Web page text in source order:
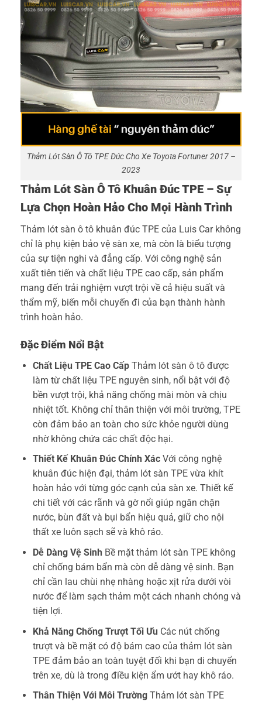
Thảm Lót Sàn Ô Tô TPE Đúc Cho Xe Toyota Fortuner 2017 –
2023
Thảm Lót Sàn Ô Tô Khuân Đúc TPE – Sự
Lựa Chọn Hoàn Hảo Cho Mọi Hành Trình
Thảm lót sàn ô tô khuân đúc TPE của Luis Car không
chỉ là phụ kiện bảo vệ sàn xe, mà còn là biểu tượng
của sự tiện nghi và đẳng cấp. Với công nghệ sản
xuất tiên tiến và chất liệu TPE cao cấp, sản phẩm
mang đến trải nghiệm vượt trội về cả hiệu suất và
thẩm mỹ, biến mỗi chuyến đi của bạn thành hành
trình hoàn hảo.
Đặc Điểm Nổi Bật
Chất Liệu TPE Cao CấpThảm lót sàn ô tô được
làm từ chất liệu TPE nguyên sinh, nổi bật với độ
bền vượt trội, khả năng chống mài mòn và chịu
nhiệt tốt. Không chỉ thân thiện với môi trường, TPE
còn đảm bảo an toàn cho sức khỏe người dùng
nhờ không chứa các chất độc hại.
Thiết Kế Khuân Đúc Chính XácVới công nghệ
khuân đúc hiện đại, thảm lót sàn TPE vừa khít
hoàn hảo với từng góc cạnh của sàn xe. Thiết kế
chi tiết với các rãnh và gờ nổi giúp ngăn chặn
nước, bùn đất và bụi bẩn hiệu quả, giữ cho nội
thất xe luôn sạch sẽ và khô ráo.
Dễ Dàng Vệ Sinh Bề mặt thảm lót sàn TPE không
chỉ chống bám bẩn mà còn dễ dàng vệ sinh. Bạn
chỉ cần lau chùi nhẹ nhàng hoặc xịt rửa dưới vòi
nước để làm sạch thảm một cách nhanh chóng và
tiện lợi.
Khả Năng Chống Trượt Tối Ưu Các nút chống
trượt và bề mặt có độ bám cao của thảm lót sàn
TPE đảm bảo an toàn tuyệt đối khi bạn di chuyển
trên xe, dù là trong điều kiện ẩm ướt hay khô ráo.
Thân Thiện Với Môi TrườngThảm lót sàn TPE